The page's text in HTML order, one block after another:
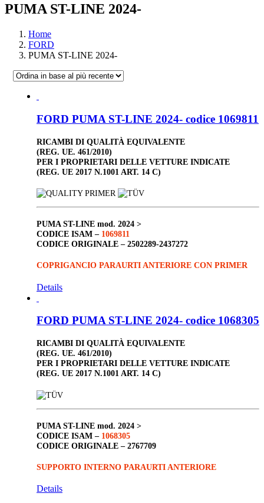
PUMA ST-LINE 2024-
Home
FORD
PUMA ST-LINE 2024-
FORD PUMA ST-LINE 2024- codice 1069811
RICAMBI DI QUALITÀ EQUIVALENTE
(REG. UE. 461/2010)
PER I PROPRIETARI DELLE VETTURE INDICATE
(REG. UE 2017 N.1001 ART. 14 C)
PUMA ST-LINE mod. 2024 >
CODICE ISAM – 1069811
CODICE ORIGINALE – 2502289-2437272
COPRIGANCIO PARAURTI ANTERIORE CON PRIMER
Details
FORD PUMA ST-LINE 2024- codice 1068305
RICAMBI DI QUALITÀ EQUIVALENTE
(REG. UE. 461/2010)
PER I PROPRIETARI DELLE VETTURE INDICATE
(REG. UE 2017 N.1001 ART. 14 C)
PUMA ST-LINE mod. 2024 >
CODICE ISAM – 1068305
CODICE ORIGINALE – 2767709
SUPPORTO INTERNO PARAURTI ANTERIORE
Details